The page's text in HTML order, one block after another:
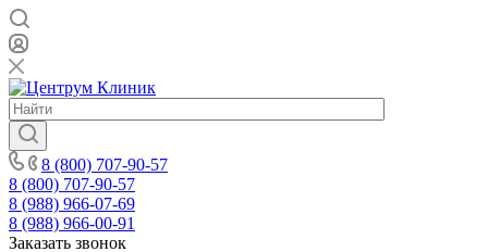
8 (800) 707-90-57
8 (800) 707-90-57
8 (988) 966-07-69
8 (988) 966-00-91
Заказать звонок